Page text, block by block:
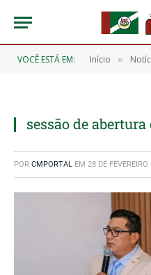
VOCÊ ESTÁ EM: Início »
sessão de abertura
POR CMPORTAL EM 28 DE FEVEREIRO